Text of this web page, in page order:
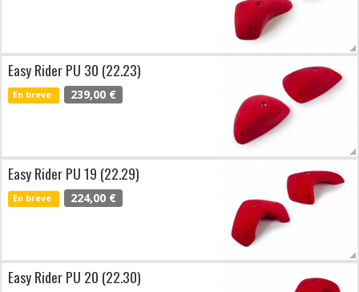
Easy Rider PU 30 (22.23)
En breve 239,00 €
Easy Rider PU 19 (22.29)
En breve 224,00 €
Easy Rider PU 20 (22.30)